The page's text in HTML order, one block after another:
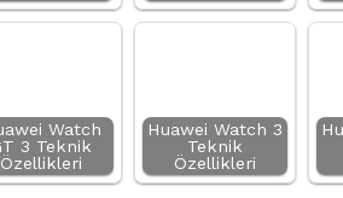
Watch
3 Teknik
Özellikleri
Huawei Watch 3
Teknik
Özellikleri